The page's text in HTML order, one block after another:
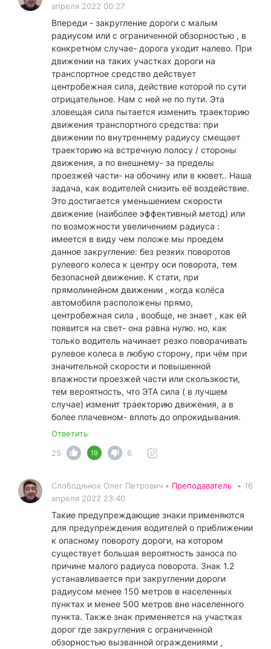
апреля 2022 00:27
Впереди - закругление дороги с малым
радиусом или с ограниченной обзорностью , в
конкретном случае- дорога уходит налево. При
движении на таких участках дороги на
транспортное средство действует
центробежная сила, действие которой по сути
отрицательное. Нам с ней не по пути. Эта
зловещая сила пытается изменить траекторию
движения транспортного средства: при
движении по внутреннему радиусу смещает
траекторию на встречную полосу / стороны
движения, а по внешнему- за пределы
проезжей части- на обочину или в кювет.. Наша
задача, как водителей снизить её воздействие.
Это достигается уменьшением скорости
движение (наиболее эффективный метод) или
по возможности увеличением радиуса :
имеется в виду чем положе мы проедем
данное закругление: без резких поворотов
рулевого колеса к центру оси поворота, тем
безопасней движение. К стати, при
прямолинейном движении , когда колёса
автомобиля расположены прямо,
центробежная сила , вообще, не знает , как ей
появится на свет- она равна нулю. но, как
только водитель начинает резко поворачивать
рулевое колеса в любую сторону, при чём при
значительной скорости и повышенной
влажности проезжей части или скользкости,
тем вероятность, что ЭТА сила ( в лучшем
случае) изменит траекторию движения, а в
более плачевном- вплоть до опрокидывания.
Ответить
25
19 6
Слободянюк Олег Петрович • Преподаватель • 16
апреля 2022 23:40
Такие предупреждающие знаки применяются
для предупреждения водителей о приближении
к опасному повороту дороги, на котором
существует большая вероятность заноса по
причине малого радиуса поворота. Знак 1.2
устанавливается при закруглении дороги
радиусом менее 150 метров в населенных
пунктах и менее 500 метров вне населенного
пункта. Также знак применяется на участках
дорог где закругления с ограниченной
обзорностью вызванной ограждениями ,